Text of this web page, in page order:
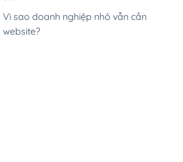
Vì sao doanh nghiệp nhỏ vẫn cần
website?